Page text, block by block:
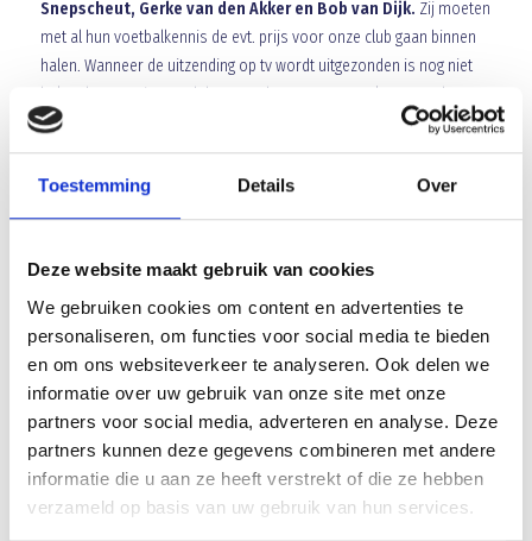
Toestemming Details Over
Deze website maakt gebruik van cookies
We gebruiken cookies om content en advertenties te
personaliseren, om functies voor social media te bieden
en om ons websiteverkeer te analyseren. Ook delen we
informatie over uw gebruik van onze site met onze
partners voor social media, adverteren en analyse. Deze
partners kunnen deze gegevens combineren met andere
informatie die u aan ze heeft verstrekt of die ze hebben
verzameld op basis van uw gebruik van hun services.
Snepscheut, Gerke van den Akker en Bob van Dijk. Zij moeten
met al hun voetbalkennis de evt. prijs voor onze club gaan binnen
halen. Wanneer de uitzending op tv wordt uitgezonden is nog niet
bekend, maar uiteraard doen we daar z.s.m. onze lezers nader
over informeren. Jongens, Veel succes en een fijne en gezellige
middag/avond!
Blauw Geel A1 laatste uitwedstrijd
Denk je aan je bonnen? Gebruik ze dus tot uiterlijk 14 juni a.s.
AANMELDEN LID